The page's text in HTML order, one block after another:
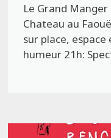
Le Grand
Chateau au
sur place,
humeur 21h: